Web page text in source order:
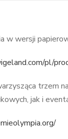
w wersji
pl/
trzem
jak i